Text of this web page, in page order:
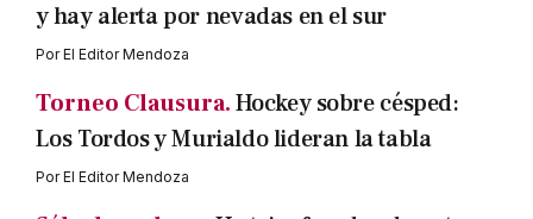
y hay alerta por nevadas en el sur
PorEl Editor Mendoza
Torneo Clausura.Hockey sobre césped:
Los Tordos y Murialdo lideran la tabla
PorEl Editor Mendoza